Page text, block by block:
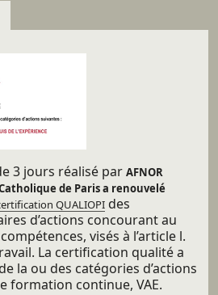
3 jours réalisé par AFNOR
de Paris a renouvelé
QUALIOPIdes
d’actions concourant au
visés à l’article l.
La certification qualité a
la ou des catégories d’actions
formation continue, VAE.